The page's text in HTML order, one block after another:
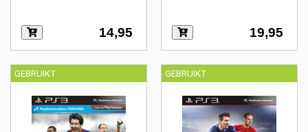
14,95 19,95
GEBRUIKT GEBRUIKT